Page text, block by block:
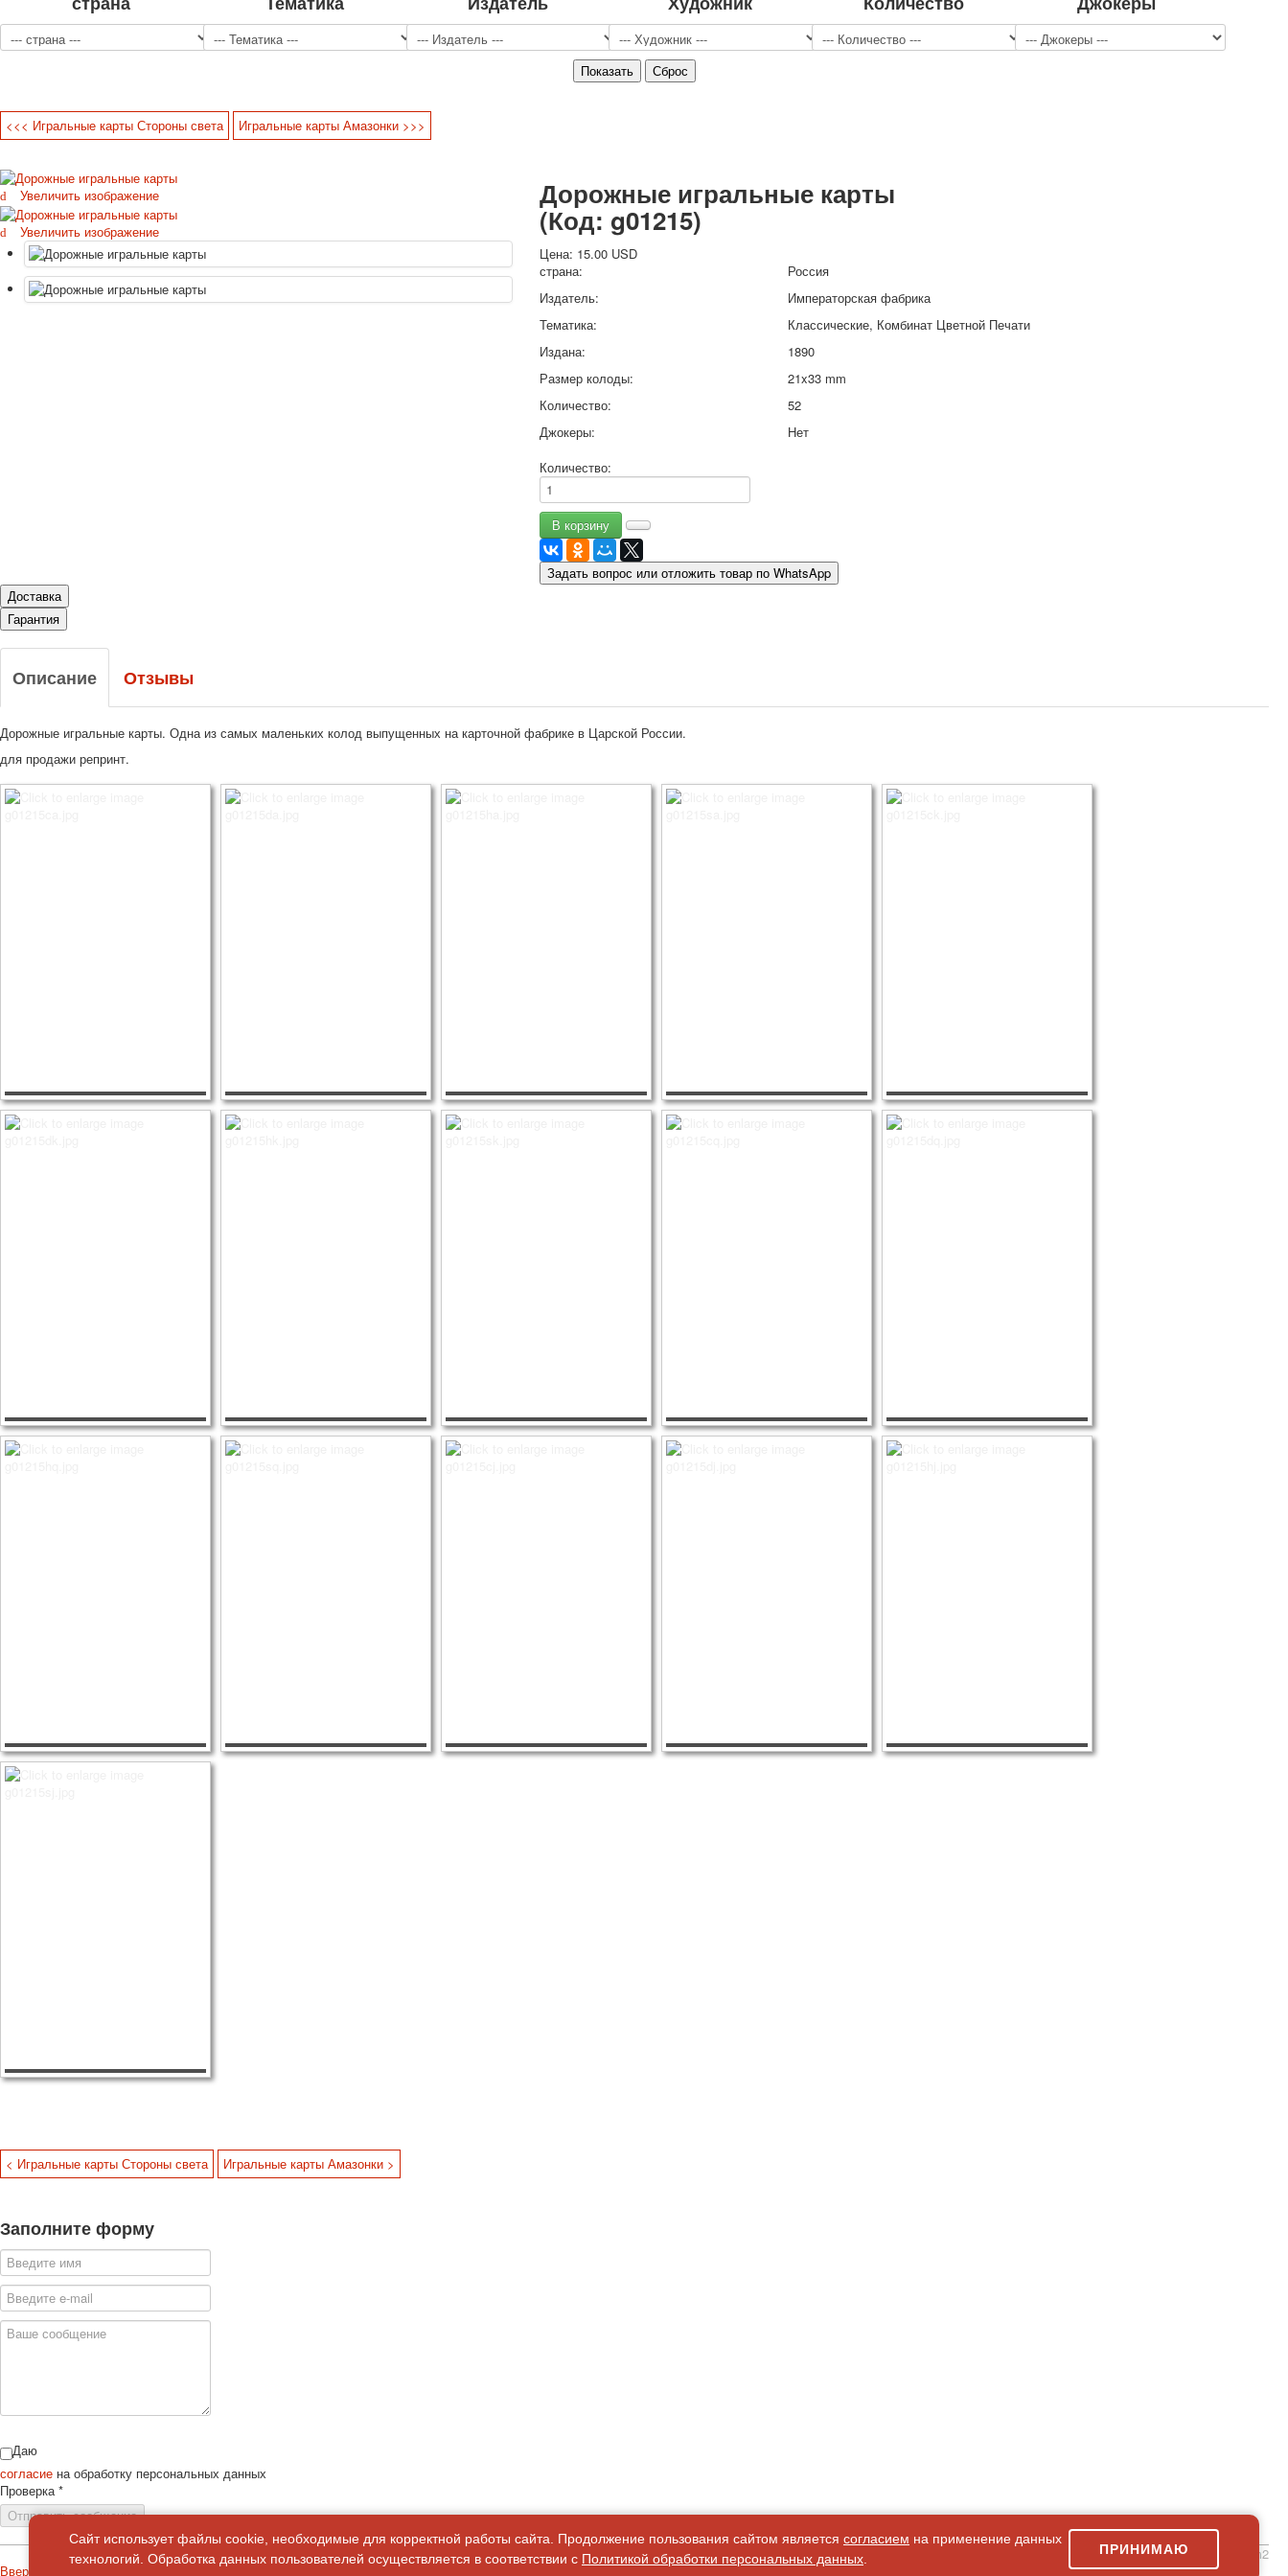
Джокеры
Транспорт
Охота и рыбалка
Открытки
С Новым годом!
8 марта
23 февраля
Свадьба
С днём рождения!
Октябрьская революция
Разные пожелания
Приглашение
Новости
Новости карточных колод
Новости открыток
<<< Игральные карты Стороны света Игральные карты Амазонки >>>
Увеличить изображение
Увеличить изображение
Дорожные игральные карты
(Код: g01215)
Цена: 15.00 USD
страна:
Россия
Издатель:
Императорская фабрика
Тематика:
Классические, Комбинат Цветной Печати
Издана:
1890
Размер колоды:
21x33 mm
Количество:
52
Джокеры:
Нет
Количество:
Задать вопрос или отложить товар по WhatsApp
Доставка
Гарантия
Описание Отзывы
Дорожные игральные карты. Одна из самых маленьких колод выпущенных на карточной фабрике в Царской России.
для продажи репринт.
< Игральные карты Стороны света Игральные карты Амазонки >
Заполните форму
Даю
согласие на обработку персональных данных
Проверка *
Отправить сообщение
simpleForm2
Вверх
Сайт использует файлы cookie, необходимые для корректной работы сайта. Продолжение пользования сайтом является согласием на применение данных
технологий. Обработка данных пользователей осуществляется в соответствии с Политикой обработки персональных данных
ПРИНИМАЮ